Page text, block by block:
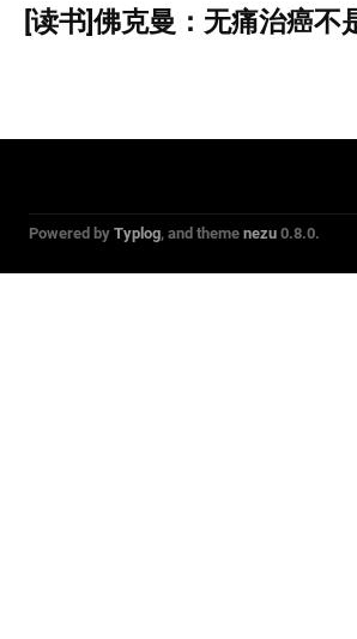
[读书]佛克曼：无痛治癌不
Powered byTyplog, and themenezu0.8.0.